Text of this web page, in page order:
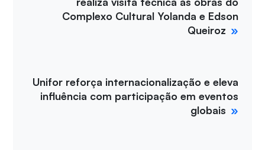
Complexo Cultural Yolanda e Edson
Queiroz
Unifor reforça internacionalização e eleva
influência com participação em eventos
globais